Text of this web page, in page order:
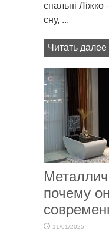
спальні Ліжко
сну, ...
Читать далее
почему
11/01/2025